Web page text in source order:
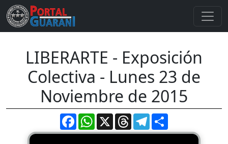
LIBERARTE - Exposición
Colectiva - Lunes 23 de
Noviembre de 2015
FacebookWhatsApp
X ThreadsTelegram